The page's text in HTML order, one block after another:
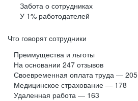
Забота о сотрудниках
У 1% работодателей
Что говорят сотрудники
Преимущества и льготы
На основании 247 отзывов
Своевременная оплата труда — 205
Медицинское страхование — 178
Удаленная работа — 163